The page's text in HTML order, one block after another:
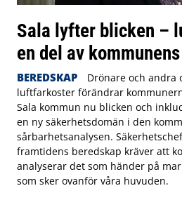
Sala lyfter blicken –
en del av
BEREDSKAP
Drönare och andra
luftfarkoster förändrar
Sala kommun nu blicken och
en ny säkerhetsdomän i den
sårbarhetsanalysen.
framtidens beredskap kräver att
analyserar det som händer på
som sker ovanför våra huvuden.